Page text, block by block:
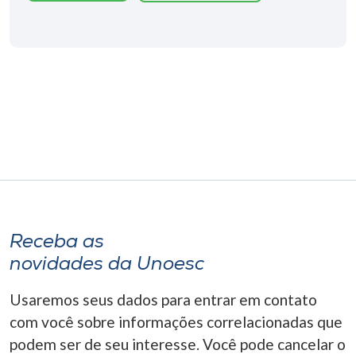
A-
Receba as
novidades da Unoesc
Usaremos seus dados para entrar em contato
com você sobre informações correlacionadas que
podem ser de seu interesse. Você pode cancelar o